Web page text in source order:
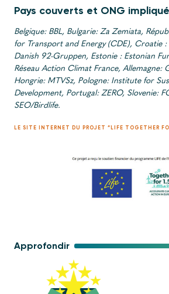
Approfondir
Pays couverts et ONG
Belgique: BBL, Bulgarie: Za Zemiata,
for Transport and Energy (CDE), Croatie
Danish 92-Gruppen, Estonie : Estonian
Réseau Action Climat France, Allemagne:
Hongrie: MTVSz, Pologne: Institute for
Development, Portugal: ZERO, Slovenie:
SEO/Birdlife.
LE SITE INTERNET DU PROJET “LIFE TOGETHER